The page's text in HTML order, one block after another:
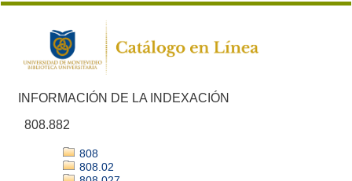
INFORMACIÓN DE LA INDEXACIÓN
808.882
808
808.02